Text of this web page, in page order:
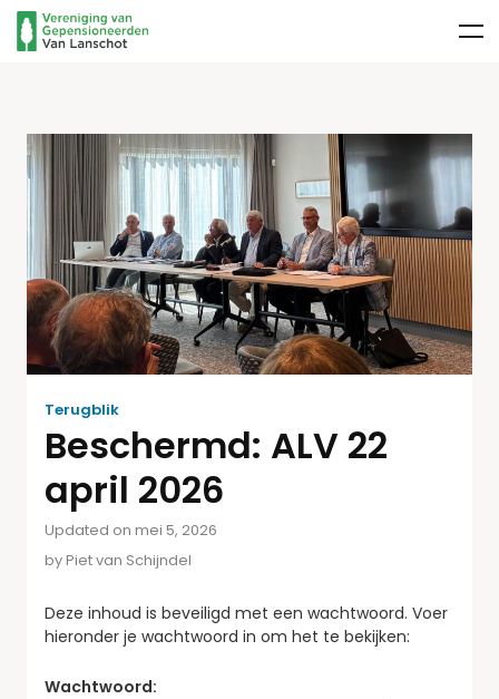
Terugblik
Beschermd: ALV 22
april 2026
Updated on mei 5, 2026
byPiet van Schijndel
Deze inhoud is beveiligd met een wachtwoord. Voer
hieronder je wachtwoord in om het te bekijken:
Wachtwoord: